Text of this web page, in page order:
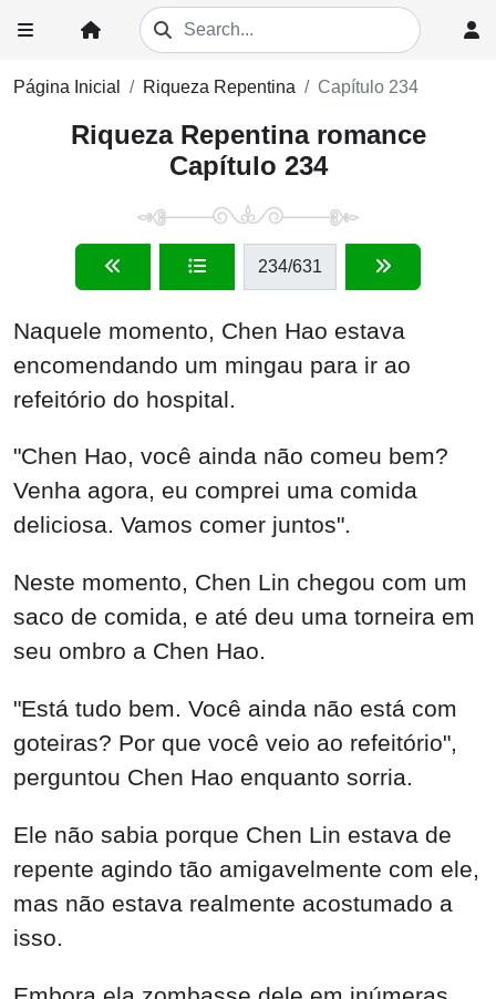
Página Inicial Riqueza Repentina Capítulo 234
Riqueza Repentina romance
Capítulo 234
234/631
Naquele momento, Chen Hao estava
encomendando um mingau para ir ao
refeitório do hospital.
"Chen Hao, você ainda não comeu bem?
Venha agora, eu comprei uma comida
deliciosa. Vamos comer juntos".
Neste momento, Chen Lin chegou com um
saco de comida, e até deu uma torneira em
seu ombro a Chen Hao.
"Está tudo bem. Você ainda não está com
goteiras? Por que você veio ao refeitório",
perguntou Chen Hao enquanto sorria.
Ele não sabia porque Chen Lin estava de
repente agindo tão amigavelmente com ele,
mas não estava realmente acostumado a
isso.